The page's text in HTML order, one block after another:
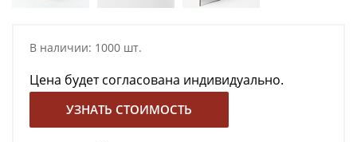
В наличии: 1000 шт.
Цена будет согласована индивидуально.
УЗНАТЬ СТОИМОСТЬ